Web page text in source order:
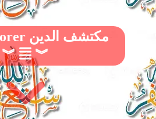
Ẹsin Explorer مكتشف الدين
︾
︾